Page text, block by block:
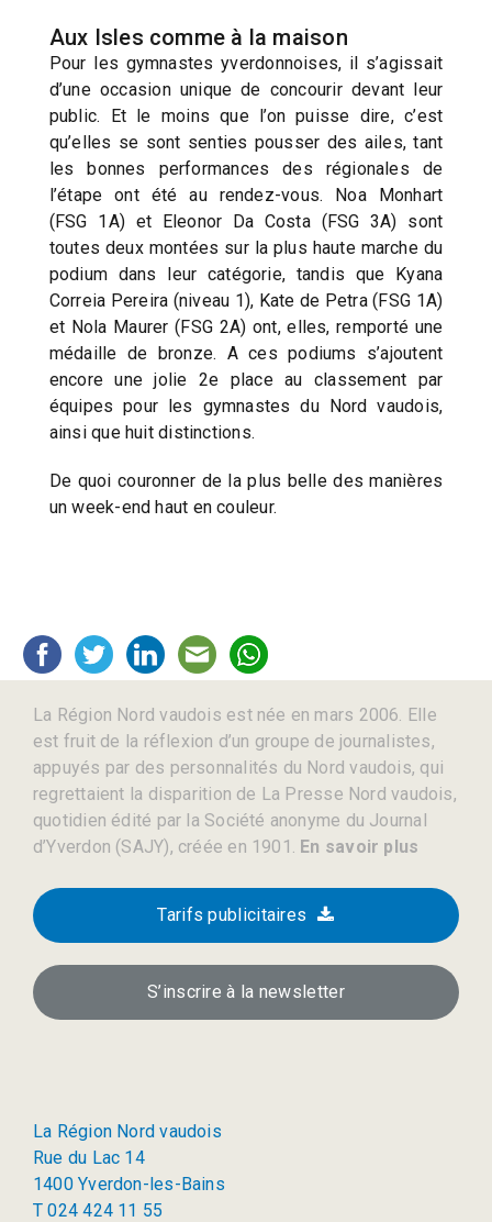
Aux Isles comme à la maison
Pour les gymnastes yverdonnoises, il s’agissait
d’une occasion unique de concourir devant leur
public. Et le moins que l’on puisse dire, c’est
qu’elles se sont senties pousser des ailes, tant
les bonnes performances des régionales de
l’étape ont été au rendez-vous. Noa Monhart
(FSG 1A) et Eleonor Da Costa (FSG 3A) sont
toutes deux montées sur la plus haute marche du
podium dans leur catégorie, tandis que Kyana
Correia Pereira (niveau 1), Kate de Petra (FSG 1A)
et Nola Maurer (FSG 2A) ont, elles, remporté une
médaille de bronze. A ces podiums s’ajoutent
encore une jolie 2e place au classement par
équipes pour les gymnastes du Nord vaudois,
ainsi que huit distinctions.
De quoi couronner de la plus belle des manières
un week-end haut en couleur.
La Région Nord vaudois est née en mars 2006. Elle
est fruit de la réflexion d’un groupe de journalistes,
appuyés par des personnalités du Nord vaudois, qui
regrettaient la disparition de La Presse Nord vaudois,
quotidien édité par la Société anonyme du Journal
d’Yverdon (SAJY), créée en 1901. En savoir plus
Tarifs publicitaires
S’inscrire à la newsletter
La Région Nord vaudois
Rue du Lac 14
1400 Yverdon-les-Bains
T 024 424 11 55